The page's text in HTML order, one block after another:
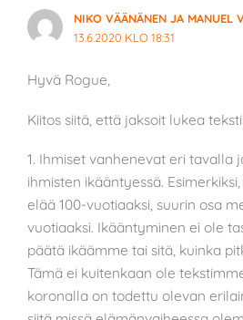
NIKO VÄÄNÄNEN JA MANUEL
13.6.2020 KLO 18:31
Hyvä Rogue,
Kiitos siitä, että jaksoit lukea
1. Ihmiset vanhenevat eri tavalla
ihmisten ikääntyessä.
elää 100-vuotiaaksi, suurin osa
vuotiaaksi. Ikääntyminen ei ole
päätä ikäämme tai sitä, kuinka
Tämä ei kuitenkaan ole
koronalla on todettu olevan